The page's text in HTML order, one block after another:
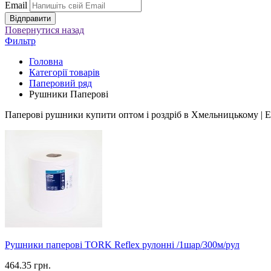
Email
Повернутися назад
Фильтр
Головна
Категорії товарів
Паперовий ряд
Рушники Паперові
Паперові рушники купити оптом і роздріб в Хмельницькому |
Рушники паперові TORK Reflex рулонні /1шар/300м/рул
464.35 грн.